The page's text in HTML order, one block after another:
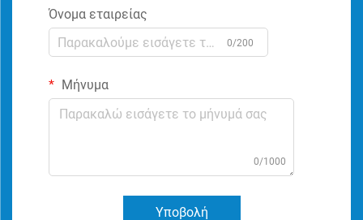
Όνομα εταιρείας
0/200
Μήνυμα
0/1000
Υποβολή